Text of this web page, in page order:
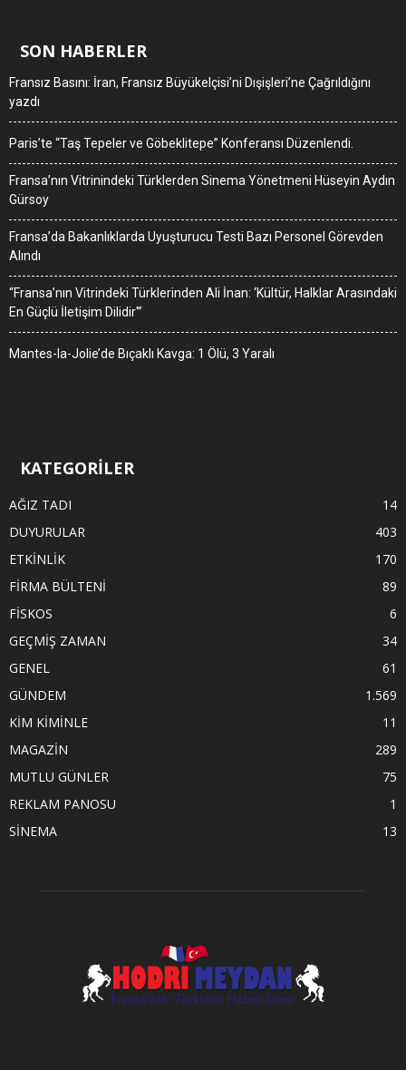
SON HABERLER
Fransız Basını: İran, Fransız Büyükelçisi’ni Dışişleri’ne Çağrıldığını
yazdı
Paris’te “Taş Tepeler ve Göbeklitepe” Konferansı Düzenlendi.
Fransa’nın Vitrinindeki Türklerden Sinema Yönetmeni Hüseyin Aydın
Gürsoy
Fransa’da Bakanlıklarda Uyuşturucu Testi Bazı Personel Görevden
Alındı
“Fransa’nın Vitrindeki Türklerinden Ali İnan: ‘Kültür, Halklar Arasındaki
En Güçlü İletişim Dilidir'”
Mantes-la-Jolie’de Bıçaklı Kavga: 1 Ölü, 3 Yaralı
KATEGORİLER
AĞIZ TADI
14
DUYURULAR
403
ETKİNLİK
170
FİRMA BÜLTENİ
89
FİSKOS
6
GEÇMİŞ ZAMAN
34
GENEL
61
GÜNDEM
1.569
KİM KİMİNLE
11
MAGAZİN
289
MUTLU GÜNLER
75
REKLAM PANOSU
1
SİNEMA
13